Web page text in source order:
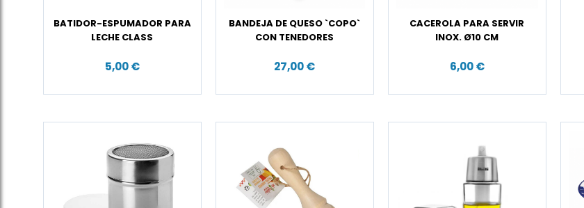
BATIDOR-ESPUMADOR PARA
LECHE CLASS
5,00 €
BANDEJA DE QUESO `COPO`
CON TENEDORES
27,00 €
CACEROLA PARA SERVIR
INOX. Ø10 CM
6,00 €